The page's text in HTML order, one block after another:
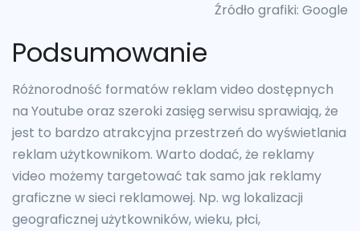
Źródło grafiki: Google
Podsumowanie
Różnorodność formatów reklam video dostępnych
na Youtube oraz szeroki zasięg serwisu sprawiają, że
jest to bardzo atrakcyjna przestrzeń do wyświetlania
reklam użytkownikom. Warto dodać, że reklamy
video możemy targetować tak samo jak reklamy
graficzne w sieci reklamowej. Np. wg lokalizacji
geograficznej użytkowników, wieku, płci,